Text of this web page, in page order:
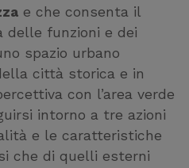
e che consenta il
delle funzioni e dei
spazio urbano
città storica e in
con l’area verde
intorno a tre azioni
e le caratteristiche
che di quelli esterni